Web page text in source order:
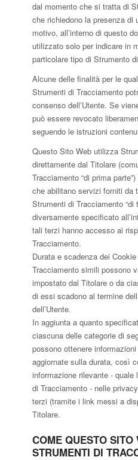
dal momento che si tratta di
che richiedono la presenza di
motivo, all’interno di questo
utilizzato solo per indicare in
particolare tipo di Strumento
Alcune delle finalità per le
Strumenti di Tracciamento
consenso dell’Utente. Se
può essere revocato
seguendo le istruzioni
Questo Sito Web utilizza
direttamente dal Titolare
Tracciamento “di prima
che abilitano servizi forniti da
Strumenti di Tracciamento “di
diversamente specificato
tali terzi hanno accesso ai
Tracciamento.
Durata e scadenza dei
Tracciamento simili possono
impostato dal Titolare o da
di essi scadono al termine
dell’Utente.
In aggiunta a quanto
ciascuna delle categorie di
possono ottenere
aggiornate sulla durata, così
informazione rilevante -
di Tracciamento - nelle
terzi (tramite i link messi a
Titolare.
COME QUESTO
STRUMENTI DI